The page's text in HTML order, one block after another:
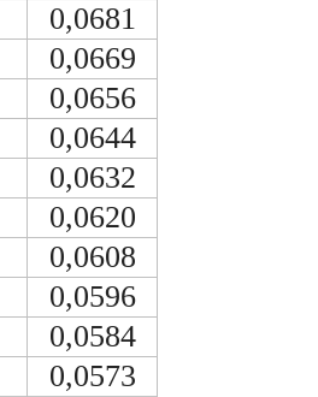
0,0681
0,0669
0,0656
0,0644
0,0632
0,0620
0,0608
0,0596
0,0584
0,0573